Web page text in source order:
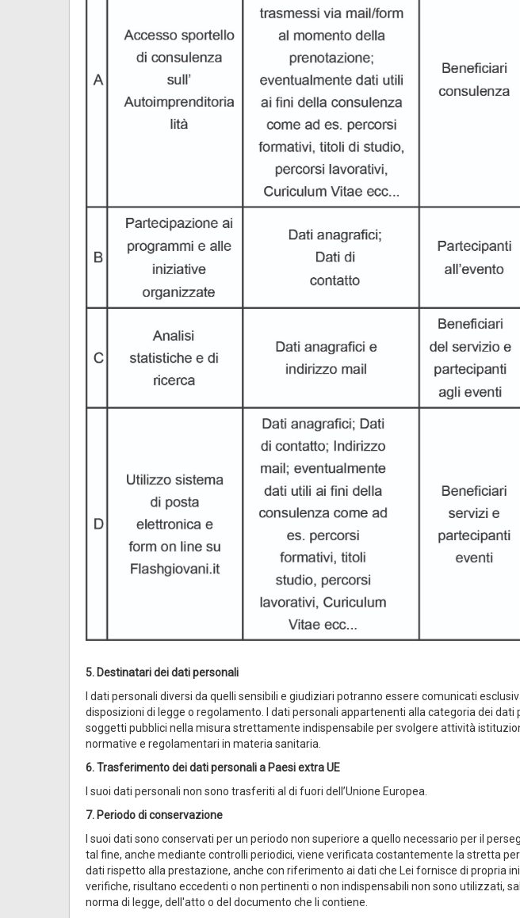
5. Destinatari dei dati personali
I dati personali diversi da quelli sensibili e giudiziari potranno essere comunicati
disposizioni di legge o regolamento. I dati personali appartenenti alla categoria dei
soggetti pubblici nella misura strettamente indispensabile per svolgere attività
normative e regolamentari in materia sanitaria.
6. Trasferimento dei dati personali a Paesi extra UE
I suoi dati personali non sono trasferiti al di fuori dell’Unione Europea.
7. Periodo di conservazione
I suoi dati sono conservati per un periodo non superiore a quello necessario per il
tal fine, anche mediante controlli periodici, viene verificata costantemente la stretta
dati rispetto alla prestazione, anche con riferimento ai dati che Lei fornisce di propria
verifiche, risultano eccedenti o non pertinenti o non indispensabili non sono utilizzati,
norma di legge, dell'atto o del documento che li contiene.